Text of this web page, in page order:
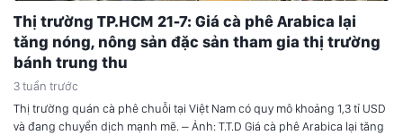
Thị trường TP.HCM 21-7: Giá cà phê Arabica lại
tăng nóng, nông sản đặc sản tham gia thị trường
bánh trung thu
3 tuần trước
Thị trường quán cà phê chuỗi tại Việt Nam có quy mô khoảng 1,3 tỉ USD
và đang chuyển dịch mạnh mẽ. – Ảnh: T.T.D Giá cà phê Arabica lại tăng